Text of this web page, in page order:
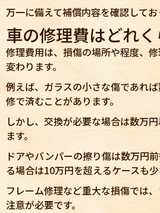
万一に備えて補償内容を確認してお
車の修理費はどれ
修理費用は、損傷の場所や程度、
変わります。
例えば、ガラスの小さな傷であれ
修で済むことがあります。
しかし、交換が必要な場合は数万
ます。
ドアやバンパーの擦り傷は数万円
る場合は10万円を超えるケースも少
フレーム修理など重大な損傷では
注意が必要です。